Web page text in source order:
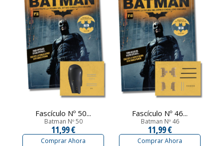
Fascículo Nº 50...
Batman Nº 50
11,99 €
Comprar Ahora
Fascículo Nº 46...
Batman Nº 46
11,99 €
Comprar Ahora